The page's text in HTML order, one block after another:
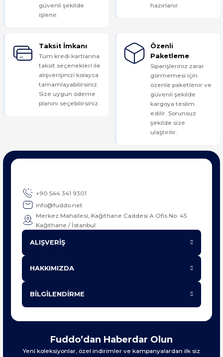
güvenli şekilde
işlenir.
hazırlanır.
Taksit İmkanı
Tüm kredi kartlarına
taksit seçenekleri ile
alışverişinizi kolayca
tamamlayabilirsiniz.
Size uygun ödeme
planını seçebilirsiniz.
Özenli
Paketleme
Siparişleriniz zarar
görmemesi için
özenle paketlenir ve
güvenli şekilde
kargoya teslim
edilir. Sorunsuz
şekilde size
ulaştırılır.
+90 544 341 9301
info@fuddo.net
Merkez Mahallesi, Kağıthane Caddesi A Ofis No: 45
Kağıthane / İstanbul
ALIŞVERİŞ
HAKKIMIZDA
BİLGİLENDİRME
Fuddo’dan Haberdar Olun
Yeni koleksiyonlar, özel indirimler ve kampanyalardan ilk siz